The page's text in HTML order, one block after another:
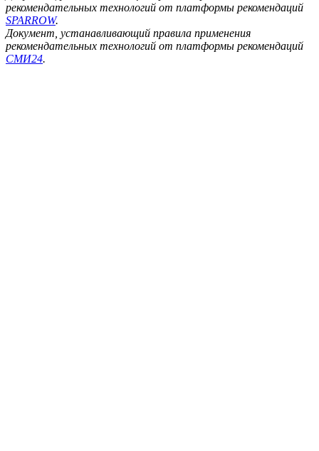
рекомендательных технологий от платформы рекомендаций
SPARROW.
Документ, устанавливающий правила применения
рекомендательных технологий от платформы рекомендаций
СМИ24.